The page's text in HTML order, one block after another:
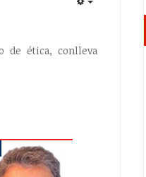
de ética, conlleva